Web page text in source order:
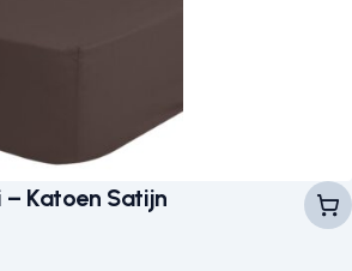
– Katoen Satijn